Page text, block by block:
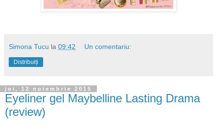
Simona Tucu la 09:42 Un comentariu:
Distribuiți
joi, 12 noiembrie 2015
Eyeliner gel Maybelline Lasting Drama
(review)